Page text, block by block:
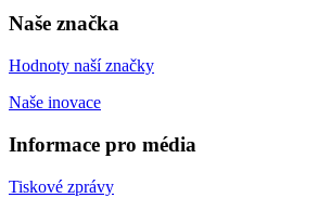
Naše značka
Hodnoty naší značky
Naše inovace
Informace pro média
Tiskové zprávy